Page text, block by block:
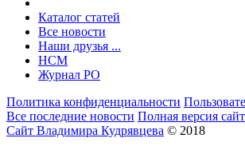
Каталог статей
Все новости
Наши друзья ...
HCM
Журнал РО
Политика конфиденциальности
Все последние новости Полная версия
Сайт Владимира Кудрявцева © 2018